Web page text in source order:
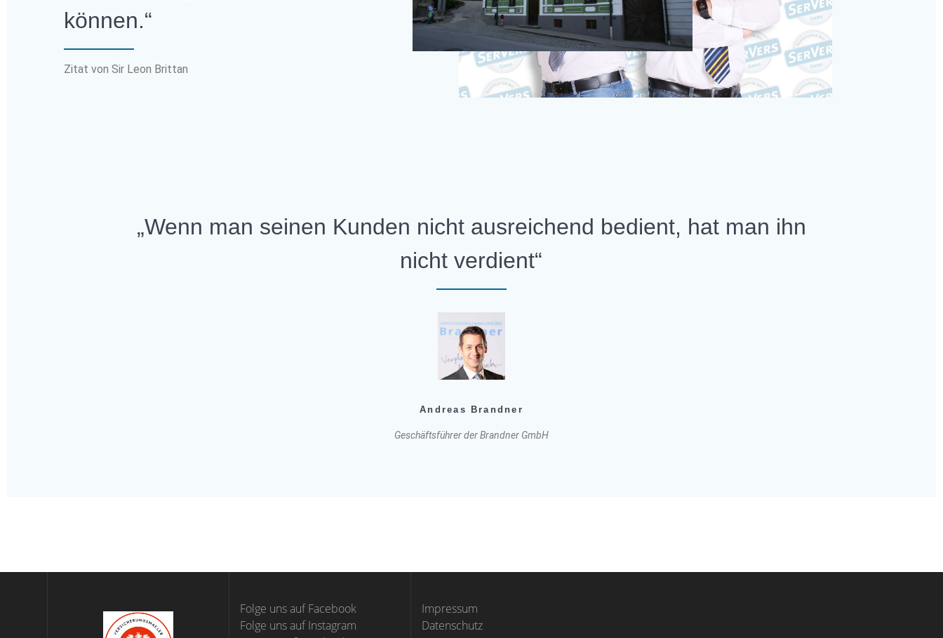
können.“
Zitat von Sir Leon Brittan
„Wenn man seinen Kunden nicht ausreichend bedient, hat man ihn
nicht verdient“
Andreas Brandner
Geschäftsführer der Brandner GmbH
Folge uns auf Facebook
Folge uns auf Instagram
Impressum
Datenschutz